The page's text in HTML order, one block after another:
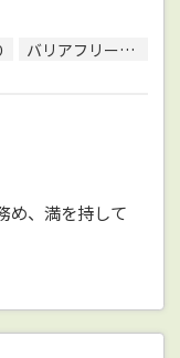
バリアフリー対応
め、満を持して